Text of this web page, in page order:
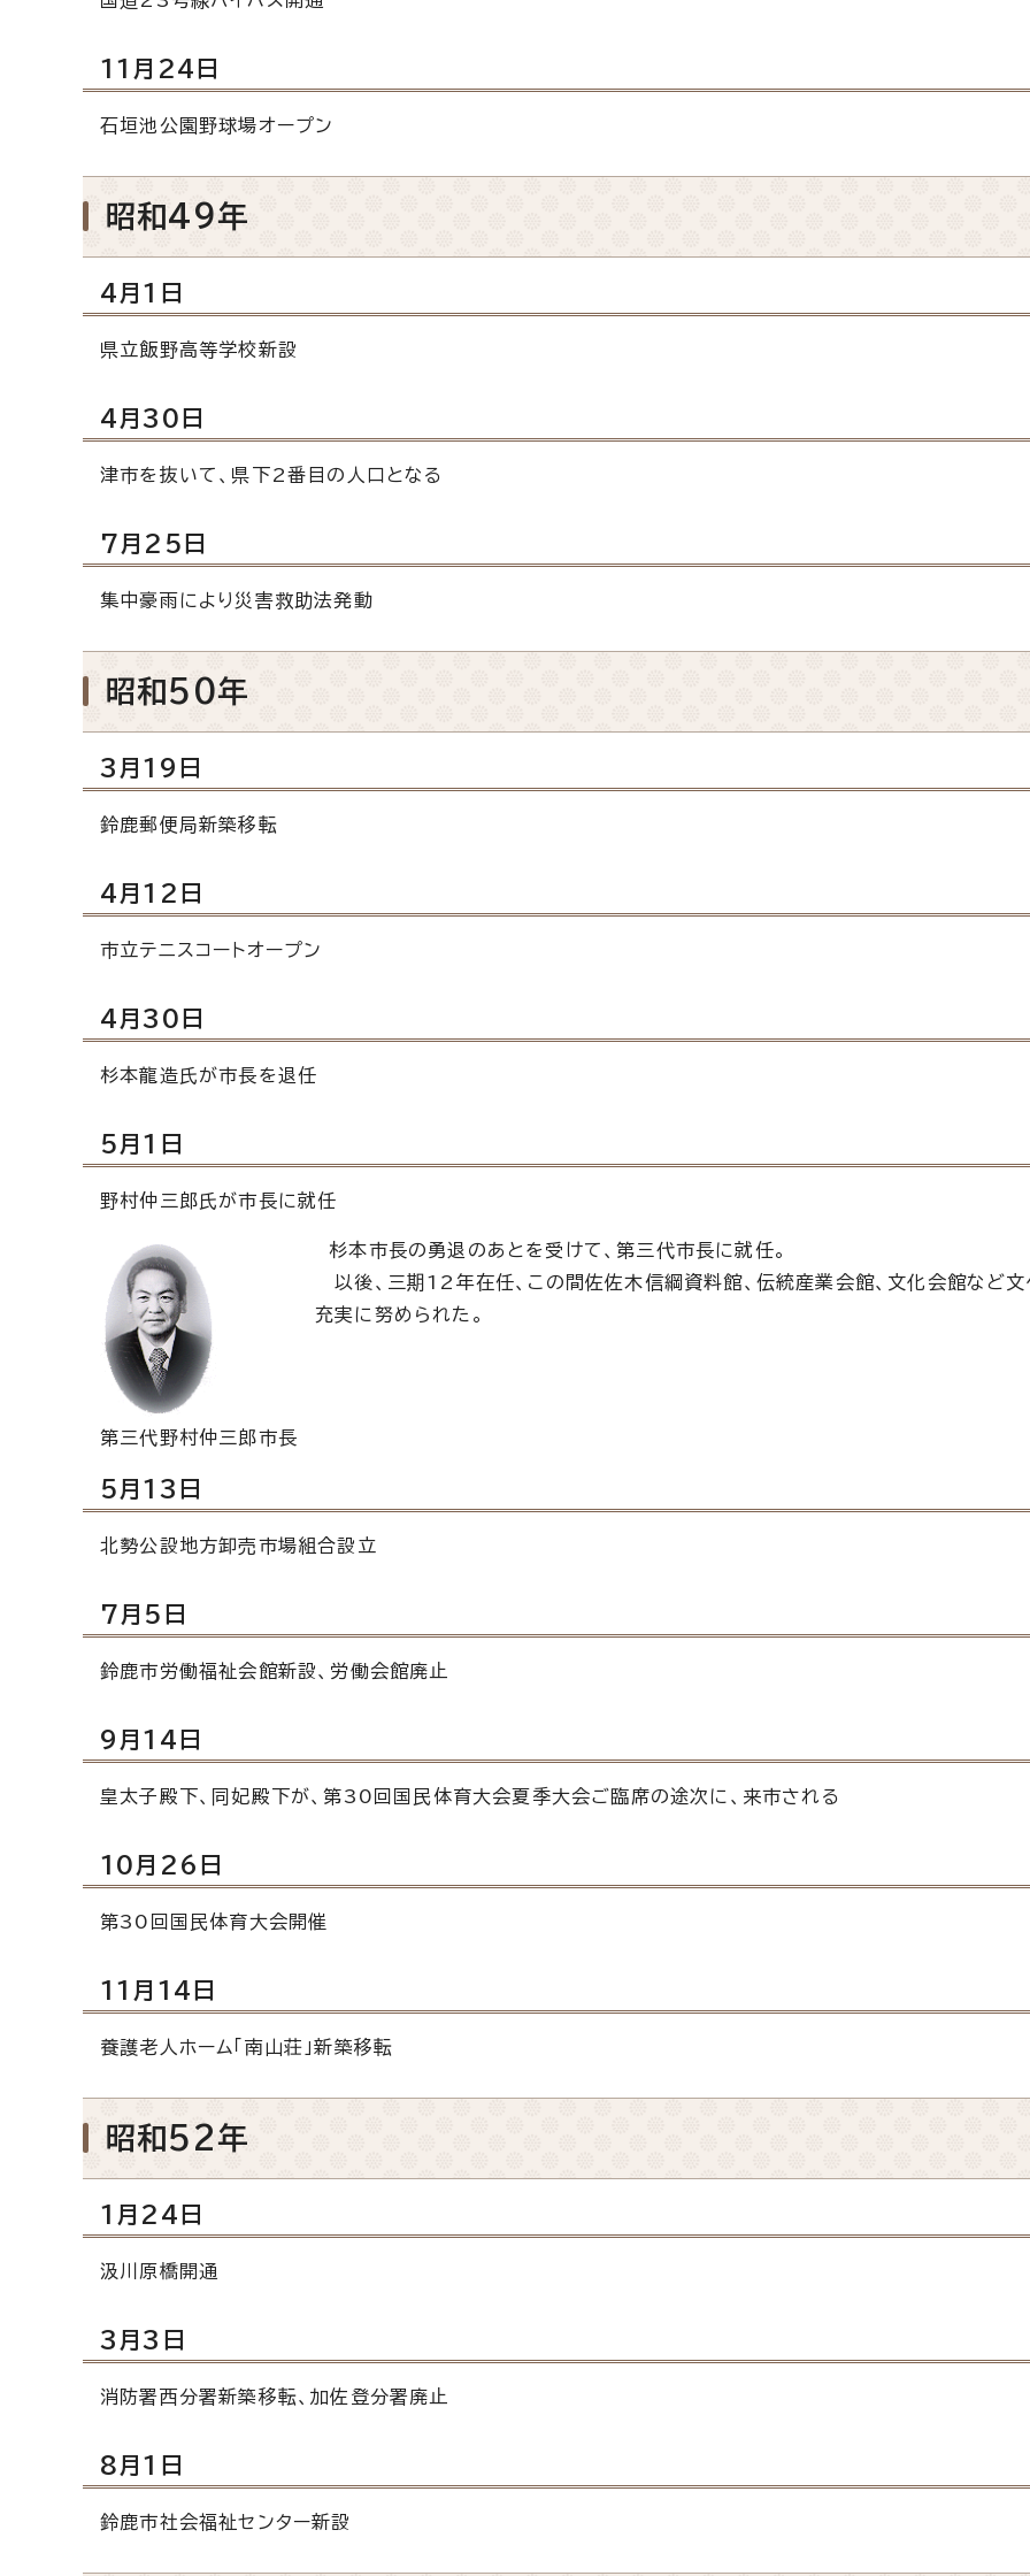
11月24日
石垣池公園野球場オープン
昭和49年
4月1日
県立飯野高等学校新設
4月30日
津市を抜いて、県下2番目の人口となる
7月25日
集中豪雨により災害救助法発動
昭和50年
3月19日
鈴鹿郵便局新築移転
4月12日
市立テニスコートオープン
4月30日
杉本龍造氏が市長を退任
5月1日
野村仲三郎氏が市長に就任
第三代野村仲三郎市長
杉本市長の勇退のあとを受けて、第三代市長に就任。
以後、三期12年在任、この間佐佐木信綱資料館、伝統産業会館、文化会館など
充実に努められた。
5月13日
北勢公設地方卸売市場組合設立
7月5日
鈴鹿市労働福祉会館新設、労働会館廃止
9月14日
皇太子殿下、同妃殿下が、第30回国民体育大会夏季大会ご臨席の途次に、来市される
10月26日
第30回国民体育大会開催
11月14日
養護老人ホーム「南山荘」新築移転
昭和52年
1月24日
汲川原橋開通
3月3日
消防署西分署新築移転、加佐登分署廃止
8月1日
鈴鹿市社会福祉センター新設